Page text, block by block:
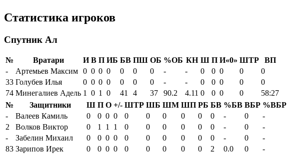
Статистика игроков
Спутник Ал
№ Вратари И В П ИБ БВ ПШ ОБ %ОБ КН Ш П И«0» ШТР
ВП
-
Артемьев Максим 0 0 0 0 0 0 0 - - 0 0 0 0
0
33 Голубев Илья 0 0 0 0 0 0 0 - - 0 0 0 0
0
74 Минегалиев Адель 1 0 1 0 41 4 37 90.2 4.11 0 0 0 0
58:27
№
Защитники Ш П О +/- ШТР ШБ ШМ ШП РБ БВ %БВ ВБР %ВБР
-
Валеев Камиль 0 0 0 0 0 0 0 0 0 0 - 0 -
2
Волков Виктор 0 1 1 1 0 0 0 0 0 0 - 0 -
-
Забелин Михаил 0 0 0 0 0 0 0 0 0 0 - 0 -
83 Зарипов Ирек 0 0 0 0 0 0 0 0 0 2 0.0 0 -